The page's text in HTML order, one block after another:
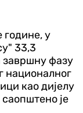
у
33,3
завршну фазу
националног
као дијелу
је